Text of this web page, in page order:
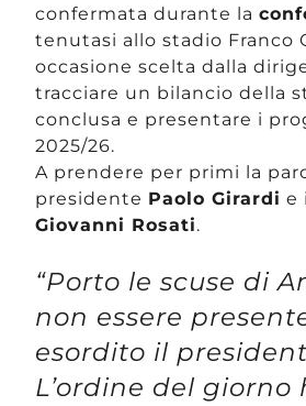
confermata durante la
tenutasi allo stadio Franco
occasione scelta dalla
tracciare un bilancio della
conclusa e presentare i
2025/26.
A prendere per primi la
presidente Paolo Girardi e
Giovanni Rosati.
“Porto le scuse di
non essere
esordito il
L’ordine del giorno